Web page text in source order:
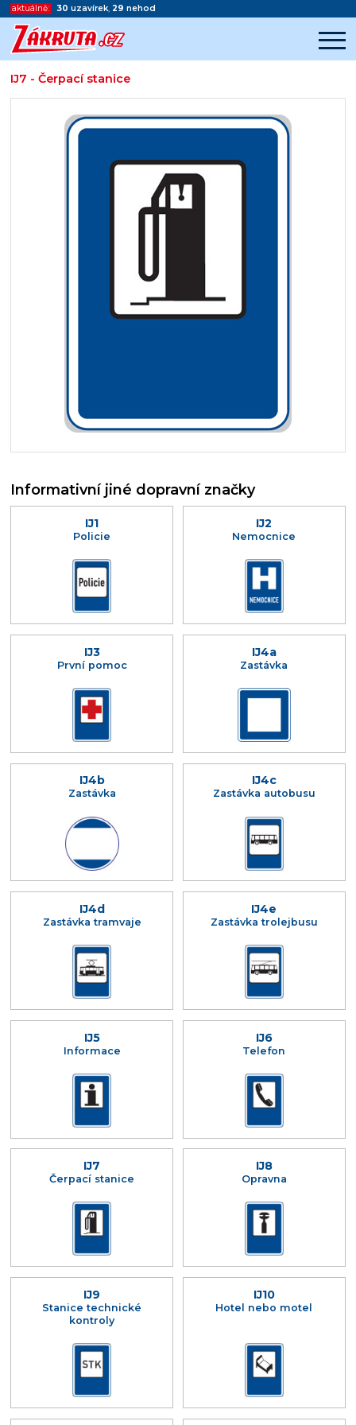
aktuálně: 30 uzavírek, 29 nehod
IJ7 - Čerpací stanice
Začátek reklamy
Konec reklamy
Informativní jiné dopravní značky
IJ1
Policie
IJ2
Nemocnice
IJ3
První pomoc
IJ4a
Zastávka
IJ4b
Zastávka
IJ4c
Zastávka autobusu
IJ4d
Zastávka tramvaje
IJ4e
Zastávka trolejbusu
IJ5
Informace
IJ6
Telefon
IJ7
Čerpací stanice
IJ8
Opravna
IJ9
Stanice technické
kontroly
IJ10
Hotel nebo motel